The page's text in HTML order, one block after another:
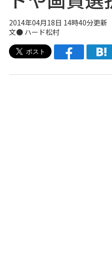
2014年04月18日 14時40分更新
文● ハード松村